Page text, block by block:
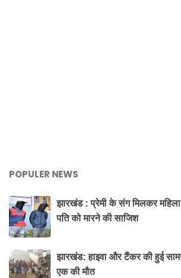
POPULER NEWS
झारखंड : प्रेमी के संग मिलकर
पति को मारने की साजिश
झारखंड: हाइवा और टैंकर की हुई
एक की मौत